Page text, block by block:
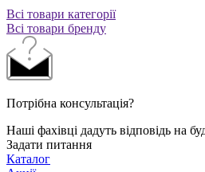
Всі товари категорії
Всі товари бренду
Потрібна консультація?
Наші фахівці дадуть відповідь на
Задати питання
Каталог